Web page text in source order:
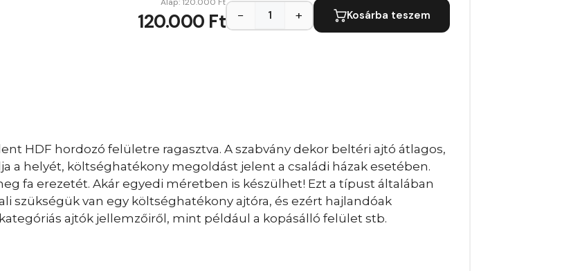
120.000 Ft − + Kosárba teszem
HDF hordozó felületre ragasztva. A szabvány dekor beltéri ajtó átlagos,
a helyét, költséghatékony megoldást jelent a családi házak esetében.
fa erezetét. Akár egyedi méretben is készülhet! Ezt a típust általában
szükségük van egy költséghatékony ajtóra, és ezért hajlandóak
ajtók jellemzőiről, mint például a kopásálló felület stb.